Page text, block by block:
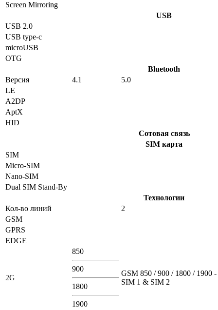
Screen Mirroring
USB
USB 2.0
USB type-c
microUSB
OTG
Bluetooth
Версия
4.1
5.0
LE
A2DP
AptX
HID
Сотовая связь
SIM карта
SIM
Micro-SIM
Nano-SIM
Dual SIM Stand-By
Технологии
Кол-во линий
2
GSM
GPRS
EDGE
2G
850
900
1800
1900
GSM 850 / 900 / 1800 / 1900 -
SIM 1 & SIM 2